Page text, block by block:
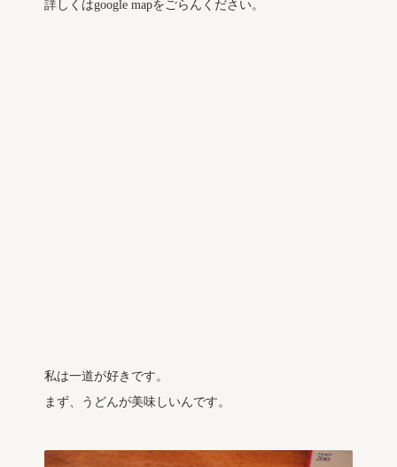
詳しくはgoogle mapをごらんください。
私は一道が好きです。
まず、うどんが美味しいんです。